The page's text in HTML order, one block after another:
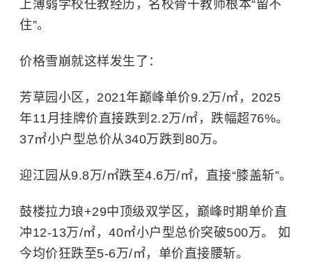
上薄弱学校任教经历，名校骨干教师根本“留不
住”。
价格雪崩就这样发生了：
芳草园小区，2021年巅峰单价9.2万/㎡，2025
年11月挂牌价直接跌到2.2万/㎡，跌幅超76%。
37㎡小户型总价从340万跌到80万。
迎江园从9.8万/㎡跌至4.6万/㎡，直接“膝盖斩”。
鼓楼拉力琅+29中顶级双学区，巅峰时期单价直
冲12-13万/㎡，40㎡小户型总价突破500万。 如
今均价狂跌至5-6万/㎡，单价直接腰斩。